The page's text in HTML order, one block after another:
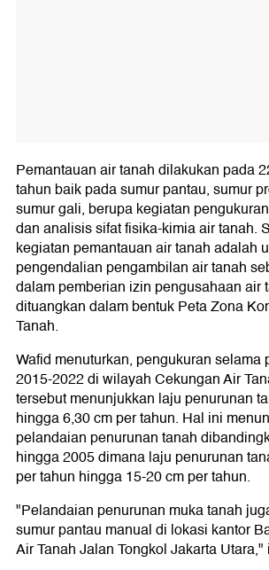
Pemantauan air tanah dilakukan pada
tahun baik pada sumur pantau, sumur
sumur gali, berupa kegiatan
dan analisis sifat fisika-kimia air tanah.
kegiatan pemantauan air tanah adalah
pengendalian pengambilan air tanah
dalam pemberian izin pengusahaan air
dituangkan dalam bentuk Peta Zona
Tanah.
Wafid menuturkan, pengukuran selama
2015-2022 di wilayah Cekungan Air
tersebut menunjukkan laju penurunan
hingga 6,30 cm per tahun. Hal ini
pelandaian penurunan tanah
hingga 2005 dimana laju penurunan
per tahun hingga 15-20 cm per tahun.
"Pelandaian penurunan muka tanah
sumur pantau manual di lokasi kantor
Air Tanah Jalan Tongkol Jakarta Utara,"